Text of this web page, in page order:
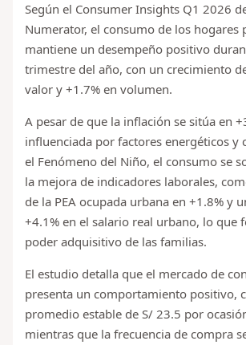
Según el Consumer Insights Q1 2026
Numerator, el consumo de los hogares
mantiene un desempeño positivo
trimestre del año, con un crecimiento
valor y +1.7% en volumen.
A pesar de que la inflación se sitúa en
influenciada por factores energéticos y
el Fenómeno del Niño, el consumo se
la mejora de indicadores laborales,
de la PEA ocupada urbana en +1.8% y
+4.1% en el salario real urbano, lo que
poder adquisitivo de las familias.
El estudio detalla que el mercado de
presenta un comportamiento positivo,
promedio estable de S/ 23.5 por
mientras que la frecuencia de compra